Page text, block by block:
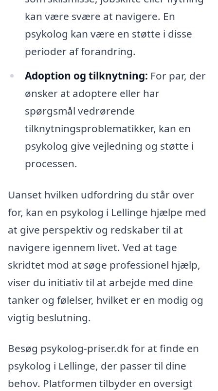
kan være svære at navigere. En
psykolog kan være en støtte i disse
perioder af forandring.
Adoption og tilknytning: For par, der
ønsker at adoptere eller har
spørgsmål vedrørende
tilknytningsproblematikker, kan en
psykolog give vejledning og støtte i
processen.
Uanset hvilken udfordring du står over
for, kan en psykolog i Lellinge hjælpe med
at give perspektiv og redskaber til at
navigere igennem livet. Ved at tage
skridtet mod at søge professionel hjælp,
viser du initiativ til at arbejde med dine
tanker og følelser, hvilket er en modig og
vigtig beslutning.
Besøg psykolog-priser.dk for at finde en
psykolog i Lellinge, der passer til dine
behov. Platformen tilbyder en oversigt